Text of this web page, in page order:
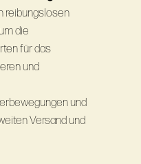
reibungslosen
die
für das
und
und
Versand und